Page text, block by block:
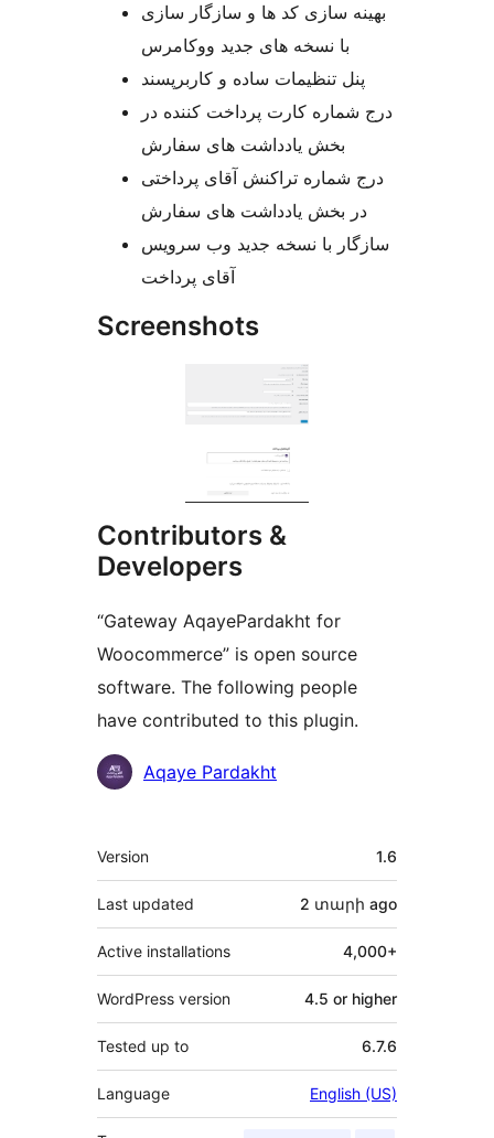
بهینه سازی کد ها و سازگار سازی
با نسخه های جدید ووکامرس
پنل تنظیمات ساده و کاربرپسند
درج شماره کارت پرداخت کننده در
بخش یادداشت های سفارش
درج شماره تراکنش آقای پرداختی
در بخش یادداشت های سفارش
سازگار با نسخه جدید وب سرویس
آقای پرداخت
Screenshots
Contributors &
Developers
“Gateway AqayePardakht for
Woocommerce” is open source
software. The following people
have contributed to this plugin.
Contributors
Aqaye Pardakht
Meta
Version 1.6
Last updated 2 տարի ago
Active installations 4,000+
WordPress version 4.5 or higher
Tested up to 6.7.6
Language English (US)